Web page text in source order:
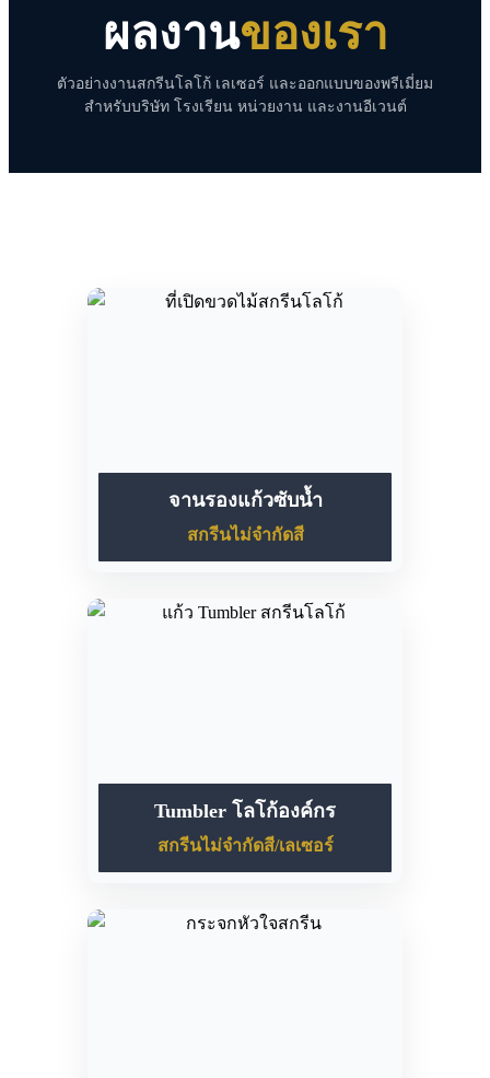
ผลงานของเรา
ตัวอย่างงานสกรีนโลโก้ เลเซอร์ และออกแบบของพรีเมี่ยม
สำหรับบริษัท โรงเรียน หน่วยงาน และงานอีเวนต์
จานรองแก้วซับน้ำ
สกรีนไม่จำกัดสี
Tumbler โลโก้องค์กร
สกรีนไม่จำกัดสี/เลเซอร์